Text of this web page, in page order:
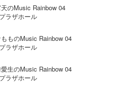
のMusic Rainbow 04
ラザホール
ものMusic Rainbow 04
ラザホール
生のMusic Rainbow 04
ラザホール